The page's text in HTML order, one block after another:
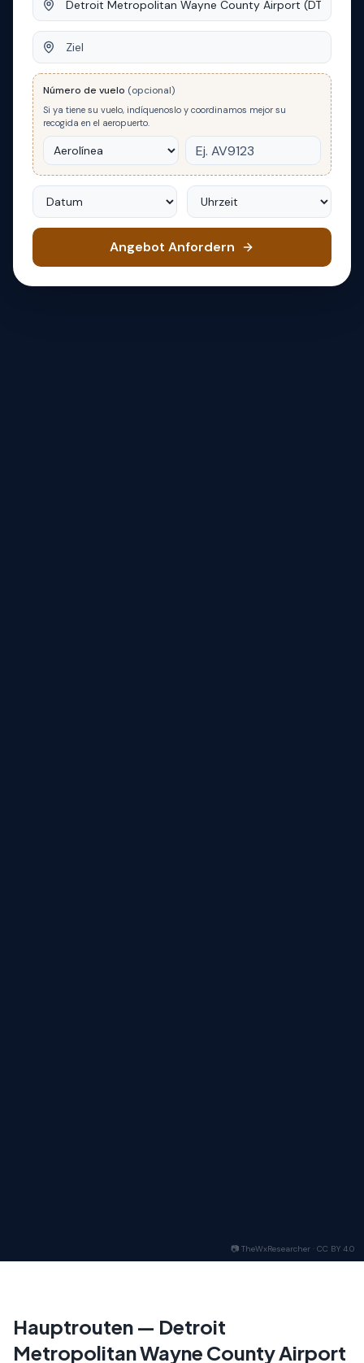
📷 TheWxResearcher · CC BY 4.0
Ziel
Número de vuelo (opcional)
Si ya tiene su vuelo, indíquenoslo y coordinamos mejor su
recogida en el aeropuerto.
Datum Uhrzeit
Angebot Anfordern
Hauptrouten — Detroit
Metropolitan Wayne County Airport